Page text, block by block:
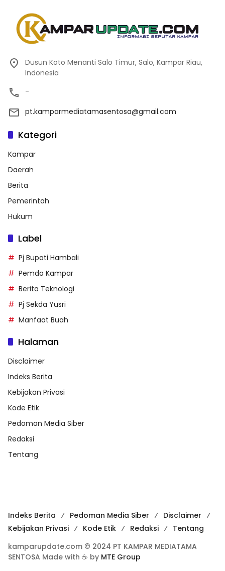
Dusun Koto Menanti Salo Timur, Salo, Kampar Riau,
Indonesia
-
pt.kamparmediatamasentosa@gmail.com
Kategori
Kampar
Daerah
Berita
Pemerintah
Hukum
Label
Pj Bupati Hambali
Pemda Kampar
Berita Teknologi
Pj Sekda Yusri
Manfaat Buah
Halaman
Disclaimer
Indeks Berita
Kebijakan Privasi
Kode Etik
Pedoman Media Siber
Redaksi
Tentang
Indeks Berita Pedoman Media Siber
Disclaimer
Kebijakan Privasi
Kode Etik Redaksi
Tentang
kamparupdate.com © 2024 PT KAMPAR MEDIATAMA
SENTOSA Made with ☕ by MTE Group